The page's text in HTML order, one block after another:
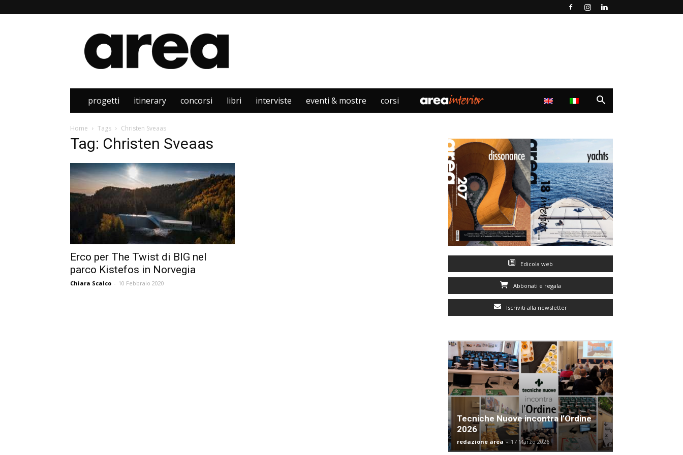
Area
progetti itinerary concorsi libri interviste eventi & mostre corsi
Home Tags Christen Sveaas
Tag: Christen Sveaas
Erco per The Twist di BIG nel
parco Kistefos in Norvegia
Chiara Scalco - 10 Febbraio 2020
Edicola web
Abbonati e regala
Iscriviti alla newsletter
Tecniche Nuove incontra l’Ordine
2026
redazione area - 17 Marzo 2026